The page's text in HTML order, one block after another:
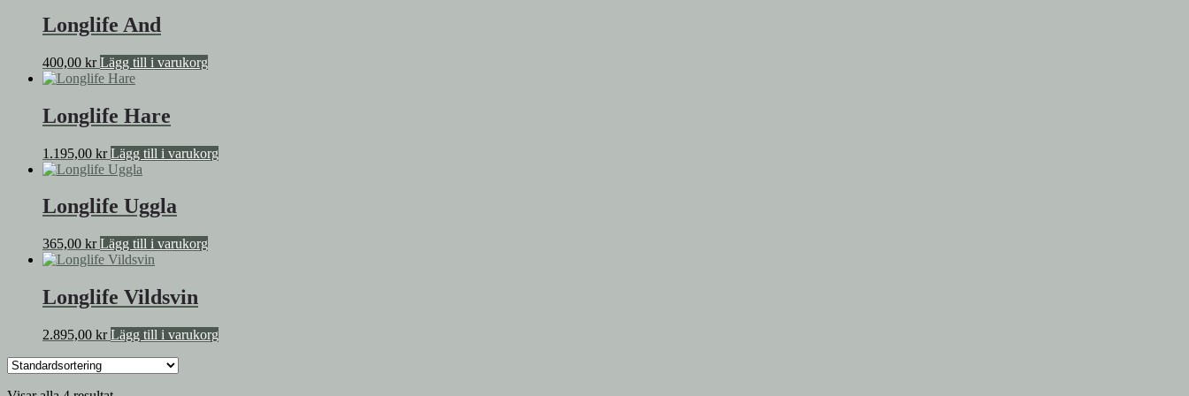
Longlife And
400,00 kr Lägg till i varukorg
Longlife Hare
1.195,00 kr Lägg till i varukorg
Longlife Uggla
365,00 kr Lägg till i varukorg
Longlife Vildsvin
2.895,00 kr Lägg till i varukorg